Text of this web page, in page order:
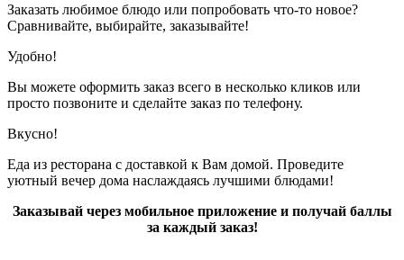
Заказать любимое блюдо или попробовать что-то новое?
Сравнивайте, выбирайте, заказывайте!
Удобно!
Вы можете оформить заказ всего в несколько кликов или
просто позвоните и сделайте заказ по телефону.
Вкусно!
Еда из ресторана с доставкой к Вам домой. Проведите
уютный вечер дома наслаждаясь лучшими блюдами!
Заказывай через мобильное приложение и получай баллы
за каждый заказ!